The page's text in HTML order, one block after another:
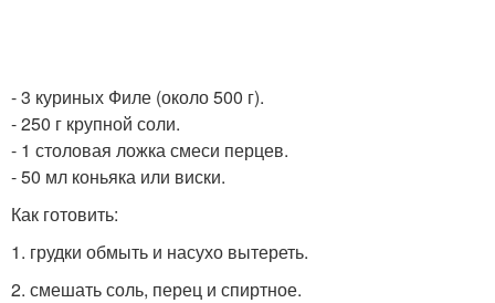
- 3 куриных Филе (около 500 г).
- 250 г крупной соли.
- 1 столовая ложка смеси перцев.
- 50 мл коньяка или виски.
Как готовить:
1. грудки обмыть и насухо вытереть.
2. смешать соль, перец и спиртное.